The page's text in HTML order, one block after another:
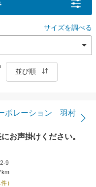
サイズを調べる
並び順
ポレーション 羽村
お声掛けください。
9
件）